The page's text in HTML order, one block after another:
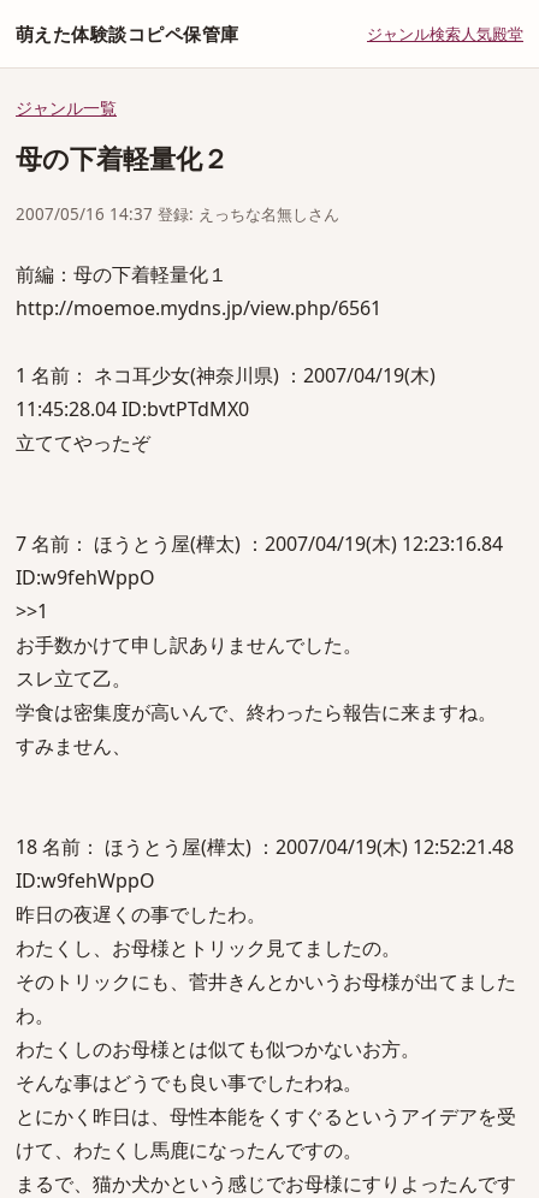
萌えた体験談コピペ保管庫 ジャンル検索人気殿堂
ジャンル一覧
母の下着軽量化２
2007/05/16 14:37 登録: えっちな名無しさん
前編：母の下着軽量化１
http://moemoe.mydns.jp/view.php/6561
1 名前： ネコ耳少女(神奈川県) ：2007/04/19(木)
11:45:28.04 ID:bvtPTdMX0
立ててやったぞ
7 名前： ほうとう屋(樺太) ：2007/04/19(木) 12:23:16.84
ID:w9fehWppO
>>1
お手数かけて申し訳ありませんでした。
スレ立て乙。
学食は密集度が高いんで、終わったら報告に来ますね。
すみません、
18 名前： ほうとう屋(樺太) ：2007/04/19(木) 12:52:21.48
ID:w9fehWppO
昨日の夜遅くの事でしたわ。
わたくし、お母様とトリック見てましたの。
そのトリックにも、菅井きんとかいうお母様が出てました
わ。
わたくしのお母様とは似ても似つかないお方。
そんな事はどうでも良い事でしたわね。
とにかく昨日は、母性本能をくすぐるというアイデアを受
けて、わたくし馬鹿になったんですの。
まるで、猫か犬かという感じでお母様にすりよったんです